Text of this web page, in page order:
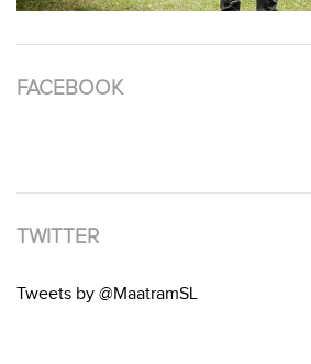
FACEBOOK
TWITTER
Tweets by @MaatramSL